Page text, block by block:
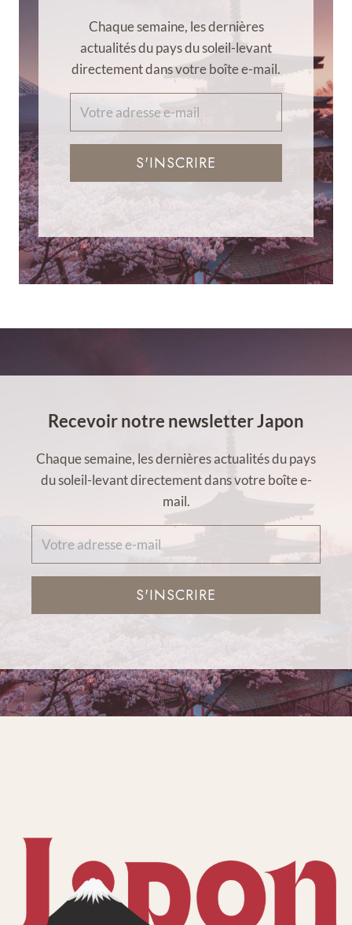
Chaque semaine, les dernières
actualités du pays du soleil-levant
directement dans votre boîte e-mail.
S'INSCRIRE
Recevoir notre newsletter Japon
Chaque semaine, les dernières actualités du pays
du soleil-levant directement dans votre boîte e-
mail.
S'INSCRIRE